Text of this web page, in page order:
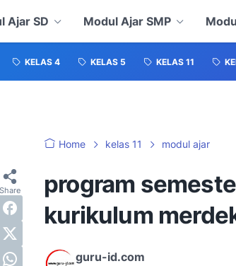
Ajar SD Modul Ajar SMP
KELAS 4 KELAS 5 KELAS 11
Home kelas 11 modul ajar
program
kurikulum
guru-id.com